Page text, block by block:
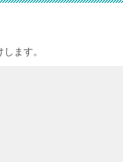
ます。